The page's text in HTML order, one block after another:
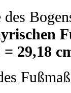
= 29,18